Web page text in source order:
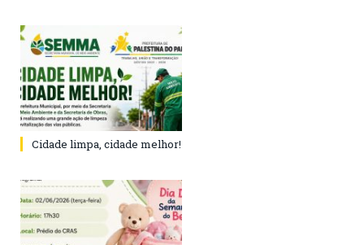
Cidade limpa, cidade melhor!